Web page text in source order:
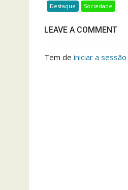
Destaque Sociedade
LEAVE A COMMENT
Tem de iniciar a sessão